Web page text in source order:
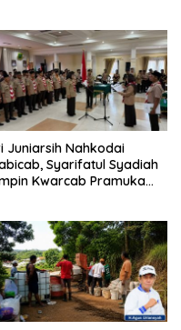
Juniarsih Nahkodai
Syarifatul Syadiah
Kwarcab Pramuka